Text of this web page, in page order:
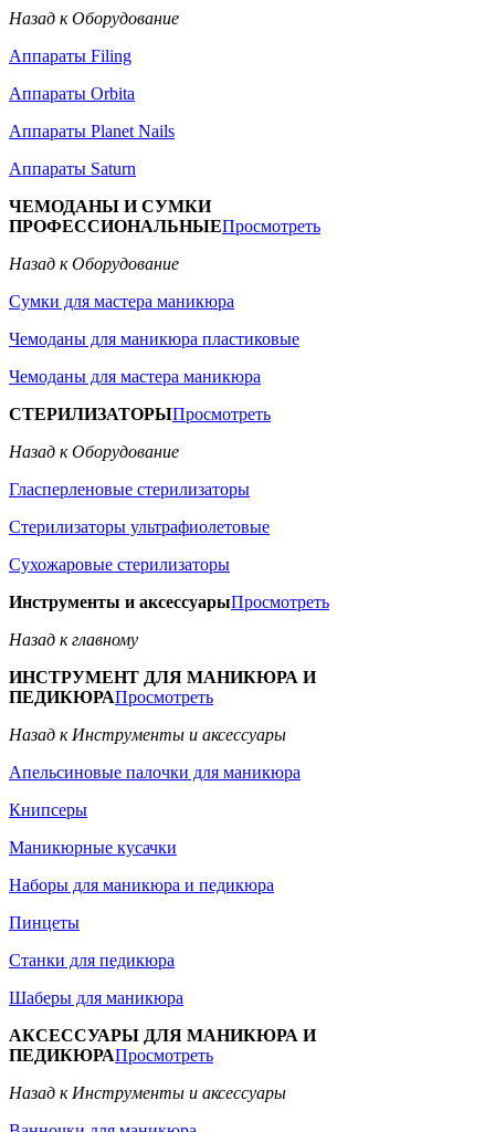
Назад к Оборудование
Аппараты Filing
Аппараты Orbita
Аппараты Planet Nails
Аппараты Saturn
ЧЕМОДАНЫ И СУМКИ
ПРОФЕССИОНАЛЬНЫЕПросмотреть
Назад к Оборудование
Сумки для мастера маникюра
Чемоданы для маникюра пластиковые
Чемоданы для мастера маникюра
СТЕРИЛИЗАТОРЫПросмотреть
Назад к Оборудование
Гласперленовые стерилизаторы
Стерилизаторы ультрафиолетовые
Сухожаровые стерилизаторы
Инструменты и аксессуарыПросмотреть
Назад к главному
ИНСТРУМЕНТ ДЛЯ МАНИКЮРА И
ПЕДИКЮРАПросмотреть
Назад к Инструменты и аксессуары
Апельсиновые палочки для маникюра
Книпсеры
Маникюрные кусачки
Наборы для маникюра и педикюра
Пинцеты
Станки для педикюра
Шаберы для маникюра
АКСЕССУАРЫ ДЛЯ МАНИКЮРА И
ПЕДИКЮРАПросмотреть
Назад к Инструменты и аксессуары